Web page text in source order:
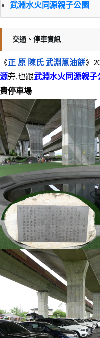
武淵水火同源親子公園
交通、停車資訊
《正 原 陳氏 武淵蔥油餅》
源旁,也跟武淵水火同源親子
費停車場